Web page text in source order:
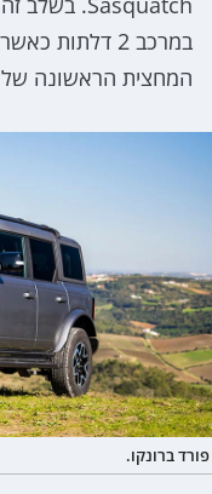
המחצית הראשונה של 2026.
פורד ברונקו.